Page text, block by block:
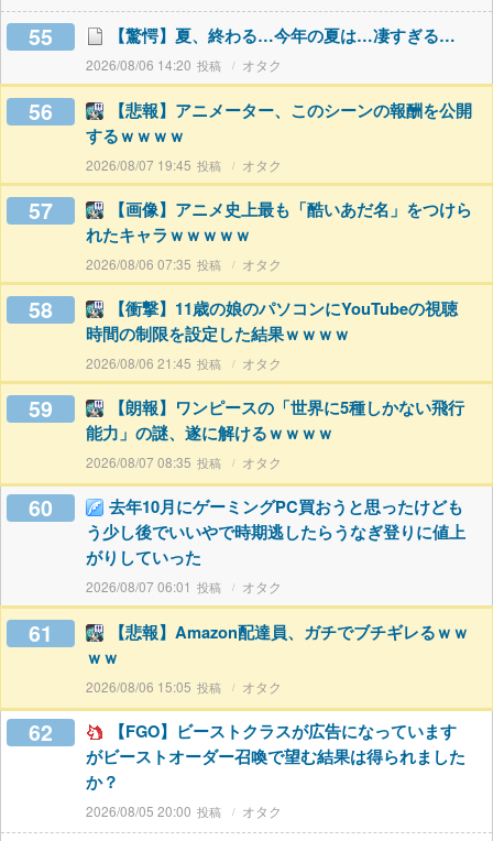
55 【驚愕】夏、終わる…今年の夏は…凄すぎる…
2026/08/06 14:20 オタク
56
【悲報】アニメーター、このシーンの報酬を公開
するｗｗｗｗ
2026/08/07 19:45 オタク
57
【画像】アニメ史上最も「酷いあだ名」をつけら
れたキャラｗｗｗｗｗ
2026/08/06 07:35 オタク
58
【衝撃】11歳の娘のパソコンにYouTubeの視聴
時間の制限を設定した結果ｗｗｗｗ
2026/08/06 21:45 オタク
59
【朗報】ワンピースの「世界に5種しかない飛行
能力」の謎、遂に解けるｗｗｗｗ
2026/08/07 08:35 オタク
60
去年10月にゲーミングPC買おうと思ったけども
う少し後でいいやで時期逃したらうなぎ登りに値上
がりしていった
2026/08/07 06:01 オタク
61
【悲報】Amazon配達員、ガチでブチギレるｗｗ
ｗｗ
2026/08/06 15:05 オタク
62
【FGO】ビーストクラスが広告になっています
がビーストオーダー召喚で望む結果は得られました
か？
2026/08/05 20:00 オタク